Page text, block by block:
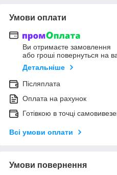
Умови оплати
Ви отримаєте замовлення
або гроші повернуться на
Детальніше
Післяплата
Оплата на рахунок
Готівкою в точці
Всі умови оплати
Умови повернення